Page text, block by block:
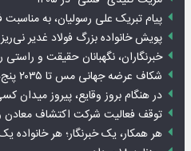
پیام تبریک علی رسولیان، به مناسبت فرارسیدن ۱۷
پویش خانواده بزرگ فولاد غدیر نی‌ریز
خبرنگاران، نگهبانان حقیقت و
شکاف عرضه جهانی مس تا ۲۰۳۵ پنج‌درصد کاهش می‌یابد
در هنگام بروز وقایع، پیروز
توقف فعالیت شرکت اکتشاف
هر همکار، یک خبرنگار؛ هر خانواده